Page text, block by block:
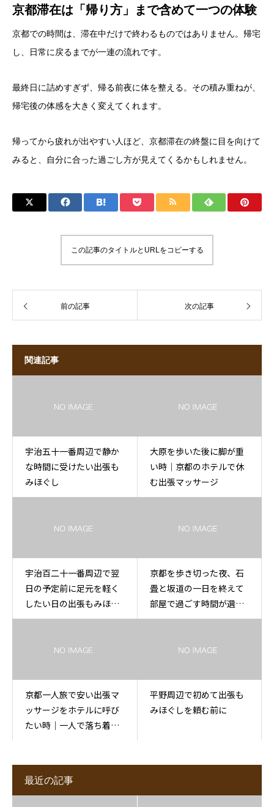
京都滞在は「帰り方」まで含めて一つの体験
京都での時間は、滞在中だけで終わるものではありません。帰宅
し、日常に戻るまでが一連の流れです。
最終日に詰めすぎず、帰る前夜に体を整える。その積み重ねが、
帰宅後の体感を大きく変えてくれます。
帰ってから疲れが出やすい人ほど、京都滞在の終盤に目を向けて
みると、自分に合った過ごし方が見えてくるかもしれません。
この記事のタイトルとURLをコピーする
前の記事 次の記事
関連記事
宇治五十一番周辺で静か
な時間に受けたい出張も
みほぐし
大原を歩いた後に脚が重
い時｜京都のホテルで休
む出張マッサージ
宇治百二十一番周辺で翌
日の予定前に足元を軽く
したい日の出張もみほぐ
し
京都を歩き切った夜、石
畳と坂道の一日を終えて
部屋で過ごす時間が選ば
れる理由
京都一人旅で安い出張マ
ッサージをホテルに呼び
たい時｜一人で落ち着い
平野周辺で初めて出張も
みほぐしを頼む前に
最近の記事